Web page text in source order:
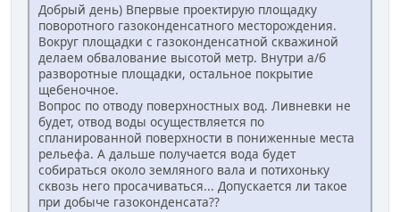
Добрый день) Впервые проектирую площадку
поворотного газоконденсатного месторождения.
Вокруг площадки с газоконденсатной скважиной
делаем обвалование высотой метр. Внутри а/б
разворотные площадки, остальное покрытие
щебеночное.
Вопрос по отводу поверхностных вод. Ливневки не
будет, отвод воды осуществляется по
спланированной поверхности в пониженные места
рельефа. А дальше получается вода будет
собираться около земляного вала и потихоньку
сквозь него просачиваться... Допускается ли такое
при добыче газоконденсата??